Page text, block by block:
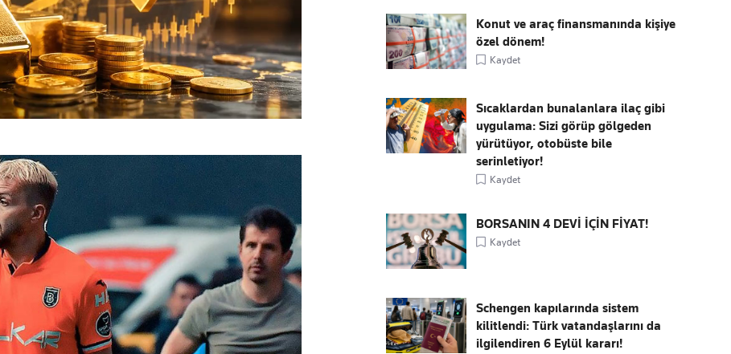
Konut ve araç finansmanında kişiye
özel dönem!
Kaydet
Sıcaklardan bunalanlara ilaç gibi
uygulama: Sizi görüp gölgeden
yürütüyor, otobüste bile
serinletiyor!
Kaydet
BORSANIN 4 DEVİ İÇİN FİYAT!
Kaydet
Schengen kapılarında sistem
kilitlendi: Türk vatandaşlarını da
ilgilendiren 6 Eylül kararı!